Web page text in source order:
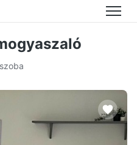
Menü